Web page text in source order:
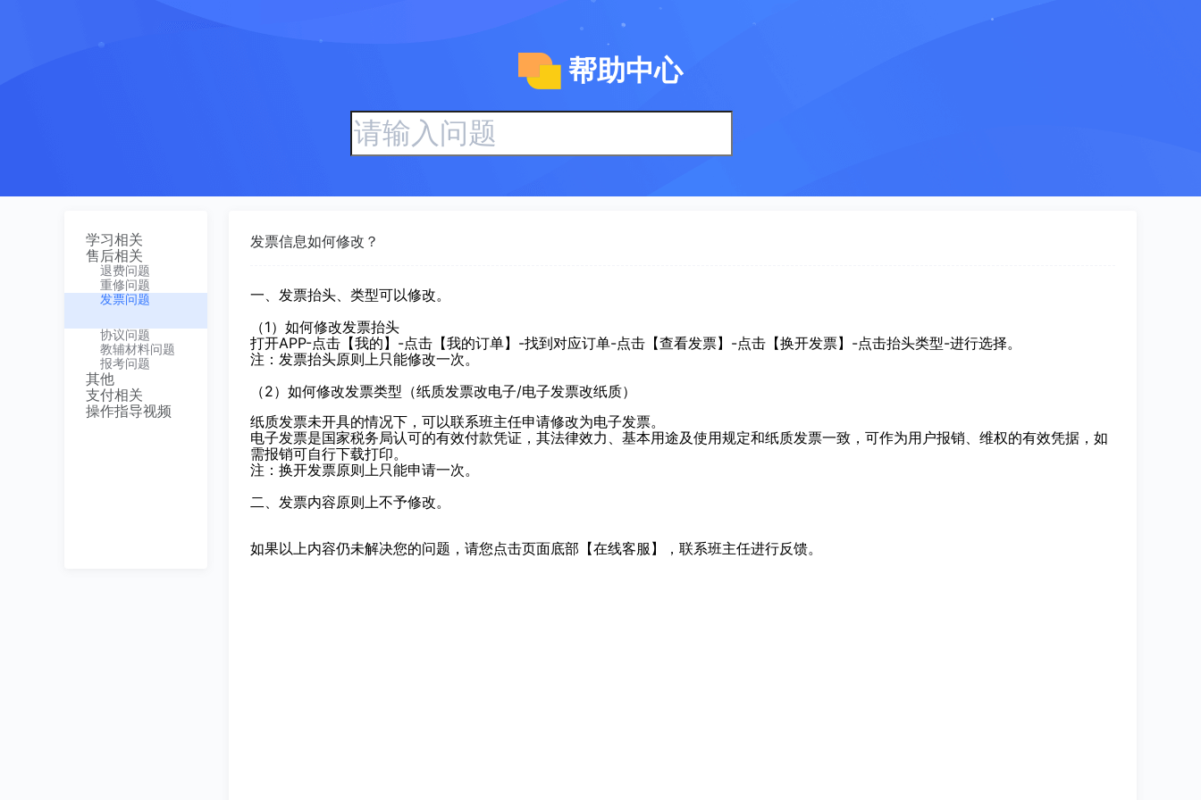
帮助中心
学习相关
售后相关
退费问题
重修问题
发票问题
协议问题
教辅材料问题
报考问题
其他
支付相关
操作指导视频
发票信息如何修改？
一、发票抬头、类型可以修改。
（1）如何修改发票抬头
打开APP-点击【我的】-点击【我的订单】-找到对应订单-点击【查看发票】-点击【换开发票】-点击抬头类型-进行选择。
注： 发票抬头原则上只能修改一次。
（2）如何修改发票类型 （纸质发票改电子/电子发票改纸质）
纸质发票未开具的情况下，可以联系班主任申请修改为电子发票。
电子发票是国家税务局认可的有效付款凭证，其法律效力、基本用途及使用规定和纸质发票一致，可作为用户报销、维权的有效凭据，如
需报销可自行下载打印。
注：换开发票原则上只能申请一次。
二、发票内容原则上不予修改。
如果以上内容仍未解决您的问题，请您点击页面底部【在线客服】，联系班主任进行反馈。